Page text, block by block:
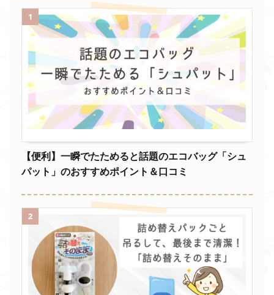
1
【便利】一瞬でたためると話題のエコバッグ「シュ
パット」のおすすめポイント＆口コミ
2